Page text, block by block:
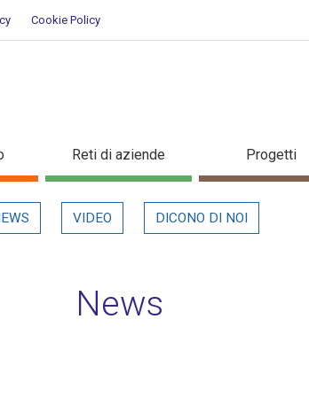
Cookie Policy
in evidenza
Reti di aziende Progetti
VIDEO DICONO DI NOI
News